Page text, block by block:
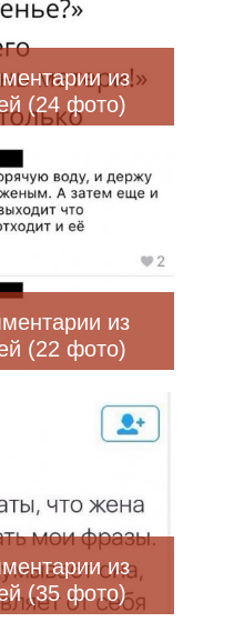
из
(24 фото)
из
(22 фото)
из
(35 фото)